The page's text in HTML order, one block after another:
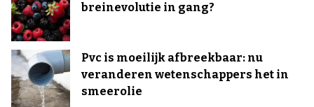
breinevolutie in gang?
Pvc is moeilijk afbreekbaar: nu
veranderen wetenschappers het in
smeerolie